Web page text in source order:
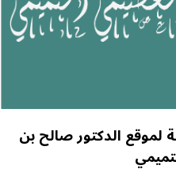
الدكتور صالح بن